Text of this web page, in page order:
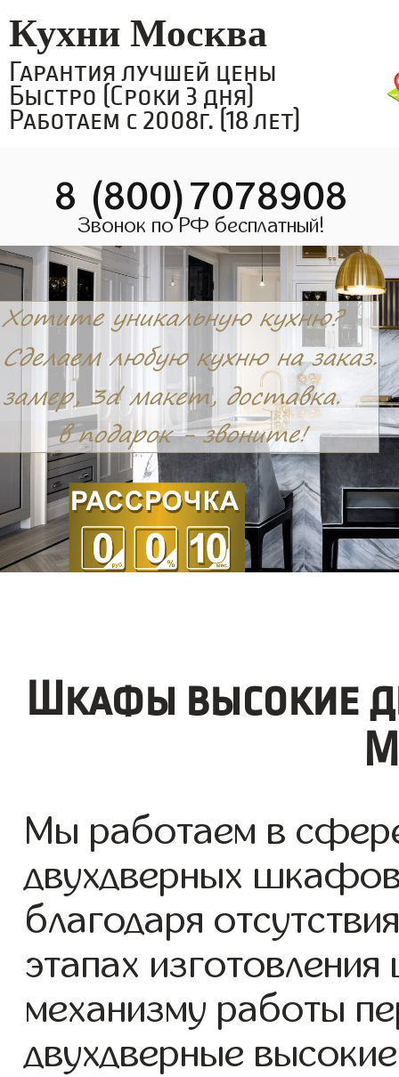
Кухни Москва
Гарантия лучшей цены
Быстро (Сроки 3 дня)
Работаем с 2008г. (18 лет)
8 (800)7078908
Звонок по РФ бесплатный!
Шкафы высокие
Мы работаем в
двухдверных
благодаря
этапах
механизму работы
двухдверные